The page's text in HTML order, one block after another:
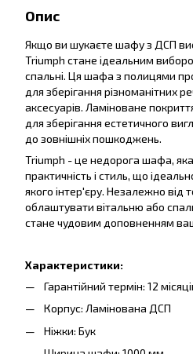
Опис
Якщо ви шукаєте шафу з ДСП
Triumph стане ідеальним
спальні. Ця шафа з полицями
для зберігання різноманітних
аксесуарів. Ламіноване
для зберігання естетичного
до зовнішніх пошкоджень.
Triumph - це недорога шафа, яка
практичність і стиль, що
якого інтер'єру. Незалежно від
облаштувати вітальню або
стане чудовим доповненням
Характеристики:
Гарантійний термін: 12
Корпус: Ламінована ДСП
Ніжки: Бук